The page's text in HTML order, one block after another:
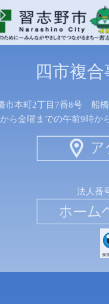
四市複
市本町2丁目7番8号 船
ら金曜までの午前9時か
法人番